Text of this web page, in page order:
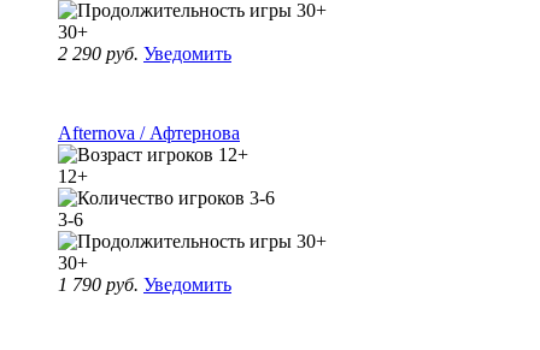
30+
2 290 руб. Уведомить
Afternova / Афтернова
12+
3-6
30+
1 790 руб. Уведомить